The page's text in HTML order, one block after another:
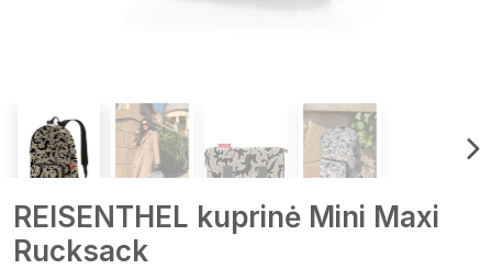
REISENTHEL kuprinė Mini Maxi
Rucksack